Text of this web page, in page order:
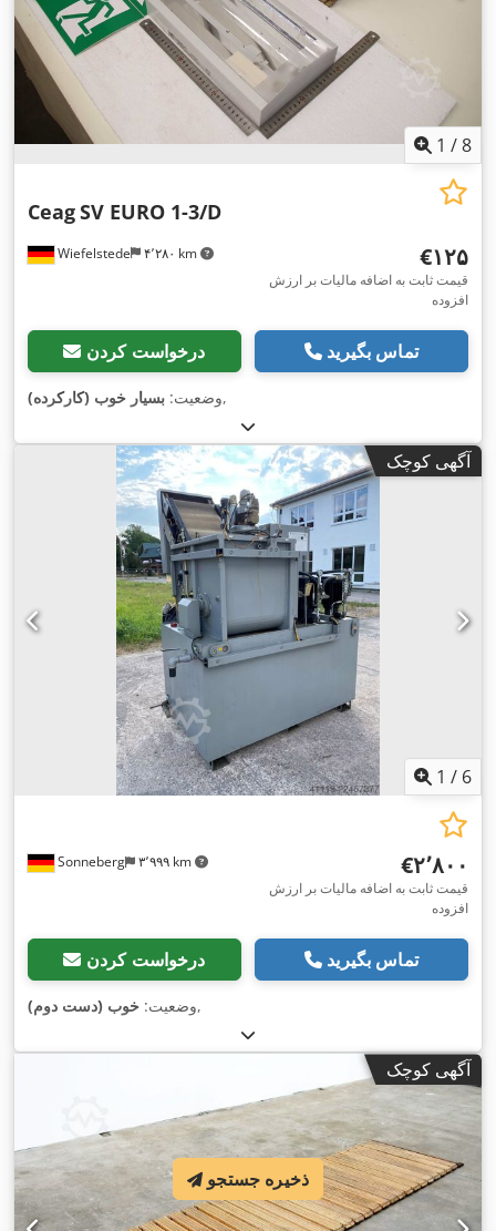
1 /8
Wiefelstede ۴٬۲۸۰ km
CeagSV EURO 1-3/D
‎€۱۲۵
قیمت ثابت به اضافه مالیات بر ارزش
افزوده
درخواست کردن تماس بگیرید
وضعیت: بسیار خوب (کارکرده) ,
آگهی کوچک
1 / 6
Sonneberg ۳٬۹۹۹ km ‎€۲٬۸۰۰
قیمت ثابت به اضافه مالیات بر ارزش
افزوده
درخواست کردن تماس بگیرید
وضعیت: خوب (دست دوم) ,
آگهی کوچک
ذخیره جستجو